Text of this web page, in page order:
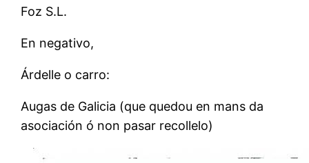
Foz S.L.
En negativo,
Árdelle o carro:
Augas de Galicia (que quedou en mans da
asociación ó non pasar recollelo)